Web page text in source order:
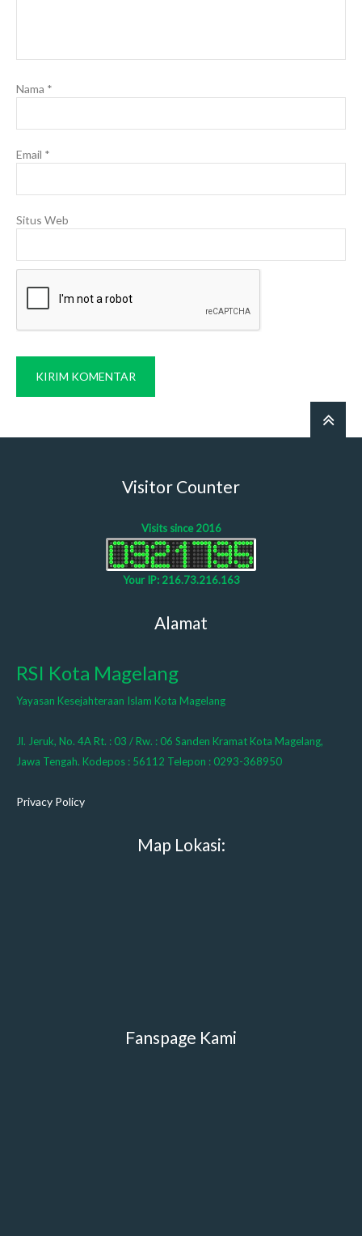
Nama *
Email *
Situs Web
Visitor Counter
Visits since 2016
Your IP: 216.73.216.163
Alamat
RSI Kota Magelang
Yayasan Kesejahteraan Islam Kota Magelang
Jl. Jeruk, No. 4A Rt. : 03 / Rw. : 06 Sanden Kramat Kota Magelang,
Jawa Tengah. Kodepos : 56112 Telepon : 0293-368950
Privacy Policy
Map Lokasi:
Fanspage Kami